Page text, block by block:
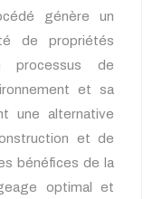
génère un
de propriétés
processus de
et sa
une alternative
et de
bénéfices de la
optimal et